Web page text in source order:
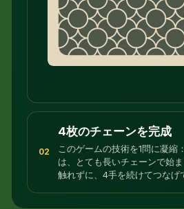
02
4枚のチェーンを完成
このゲームの技術を1問に凝縮
は、とても長いチェーンで始
触れずに、4手を続けてつなげ